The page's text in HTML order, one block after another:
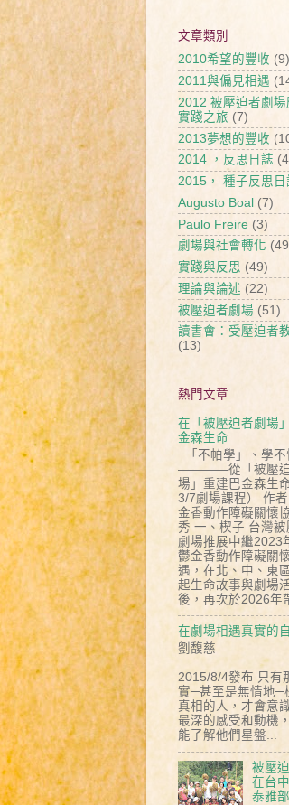
文章類別
2010希望的豐收 (9)
2011與偏見相遇
2012 被壓迫者劇場
實踐之旅 (7)
2013夢想的豐收
2014 ，反思日誌
2015， 種子反思日
Augusto Boal (7)
Paulo Freire (3)
劇場與社會轉化
實踐與反思 (49)
理論與論述 (22)
被壓迫者劇場 (51)
讀書會：受壓迫者
(13)
熱門文章
在「被壓迫者劇場
金森生命
「不帕學」、學不
————從「被壓迫
場」重建巴金森生
3/7劇場課程） 作
金香動作障礙關懷
秀 一、楔子 台灣被
劇場推展中繼2023
鬱金香動作障礙關
遇，在北、中、東
起生命故事與劇場
後，再次於2026年
在劇場相遇真實的
劉馥
2015/8/4發布 只有
實─甚至是無情地─
真相的人，才會意
最深的感受和動機
能了解他們星盤...
被壓
在台
泰雅